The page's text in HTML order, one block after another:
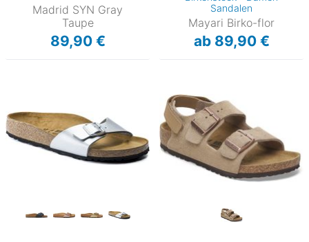
Madrid SYN Gray
Taupe
89,90 €
Sandalen
Mayari Birko-flor
ab 89,90 €